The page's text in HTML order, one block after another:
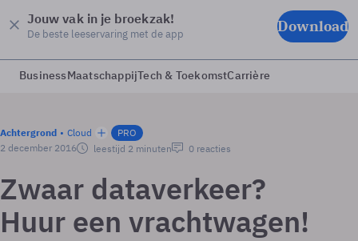
Jouw vak in je broekzak!
De beste leeservaring met de app Download
BusinessMaatschappijTech & ToekomstCarrière
Achtergrond Cloud
PRO
2 december 2016
leestijd 2 minuten 0 reacties
Zwaar dataverkeer?
Huur een vrachtwagen!